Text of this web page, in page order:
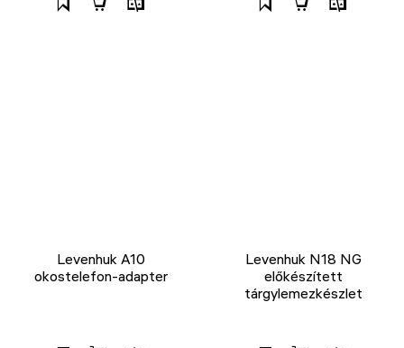
Levenhuk A10
okostelefon-adapter
Levenhuk N18 NG
előkészített
tárgylemezkészlet